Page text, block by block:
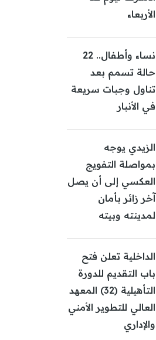
الأربعاء
نساء وأطفال.. 22
حالة تسمم بعد
تناول وجبات سريعة
في الأنبار
الزيدي يوجه
بمواصلة التفويج
العكسي إلى أن يصل
آخر زائر بأمان
لمدينته وبيته
الداخلية تعلن فتح
باب التقديم للدورة
التأهيلية (32) المعهد
العالي للتطوير الأمني
والإداري